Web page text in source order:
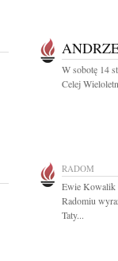
W sobotę 14
Celej
RADOM
Ewie Kowalik
Radomiu
Taty...